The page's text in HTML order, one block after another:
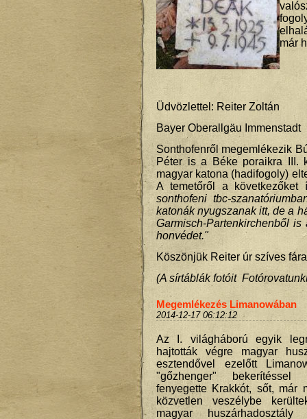
már
Üdvözlettel: Reiter Zoltán
Bayer Oberallgäu Immenstadt
Sonthofenről megemlékezik
Péter is a Béke poraikra III.
magyar katona (hadifogoly)
A temetőről a
sonthofeni tbc-
katonák nyugszanak itt, de a
Garmisch-Partenkirchenből is
honvédet."
Köszönjük Reiter úr szíves
(A sírtáblák fotóit
Megemlékezés Limanowában
2014-12-17 06:12:12
Az I. világháború egyik
hajtották végre magyar
esztendővel ezelőtt
"gőzhenger" bekerítéssel
fenyegette Krakkót, sőt, már
közvetlen veszélybe
magyar